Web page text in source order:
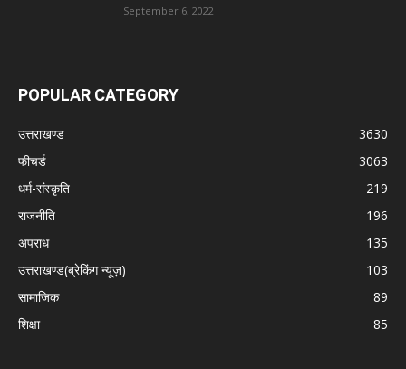
September 6, 2022
POPULAR CATEGORY
उत्तराखण्ड
3630
फीचर्ड
3063
धर्म-संस्कृति
219
राजनीति
196
अपराध
135
उत्तराखण्ड(ब्रेकिंग न्यूज़)
103
सामाजिक
89
शिक्षा
85